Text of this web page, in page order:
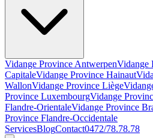
Vidange Province AntwerpenVidange
CapitaleVidange Province Hainaut
WallonVidange Province Liège
Province LuxembourgVidange
Flandre-OrientaleVidange Province
Province Flandre-Occidentale
ServicesBlogContact0472/78.78.78